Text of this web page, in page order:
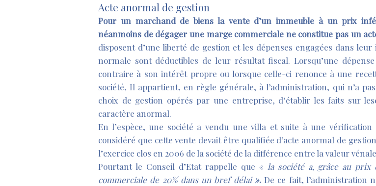
Acte anormal de gestion
Pour un marchand de biens la vente d’un immeuble à un prix
néanmoins de dégager une marge commerciale ne constitue pas un
disposent d’une liberté de gestion et les dépenses engagées dans
normale sont déductibles de leur résultat fiscal. Lorsqu’une
contraire à son intérêt propre ou lorsque celle-ci renonce à une
société, Il appartient, en règle générale, à l’administration, qui n’a
choix de gestion opérés par une entreprise, d’établir les faits sur
caractère anormal.
En l’espèce, une société a vendu une villa et suite à une
considéré que cette vente devait être qualifiée d’acte anormal de
l’exercice clos en 2006 de la société de la différence entre la valeur
Pourtant le Conseil d’Etat rappelle que « la société a, grâce au
commerciale de 20% dans un bref délai ». De ce fait, l’administration